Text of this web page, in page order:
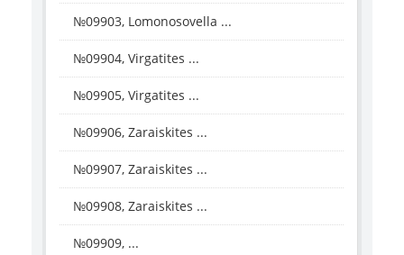
№09903, Lomonosovella ...
№09904, Virgatites ...
№09905, Virgatites ...
№09906, Zaraiskites ...
№09907, Zaraiskites ...
№09908, Zaraiskites ...
№09909, ...